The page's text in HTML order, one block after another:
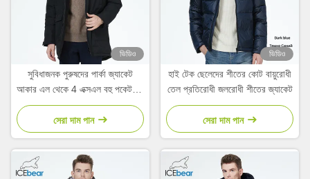
ভিডিও
সুবিধাজনক পুরুষদের পার্কা জ্যাকেট
আকার এল থেকে 4 এক্সএল বহু পকেট সহ
বায়ো ডাউন জ্যাকেট
সেরা দাম পান
ভিডিও
হাই টেক ছেলেদের শীতের কোট বায়ুরোধী
তেল প্রতিরোধী জলরোধী শীতের জ্যাকেট
সেরা দাম পান